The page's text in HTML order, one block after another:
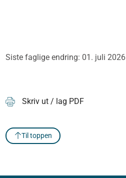
Siste faglige endring: 01. juli 2026
Skriv ut / lag PDF
Til toppen